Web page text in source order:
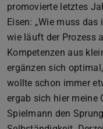
promovierte letztes
Eisen: „Wie muss das
wie läuft der Prozess
Kompetenzen aus
ergänzen sich
wollte schon immer
ergab sich hier meine
Spielmann den